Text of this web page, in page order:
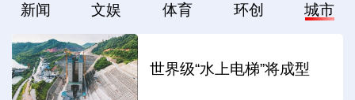
新闻 文娱 体育 环创 城市
世界级“水上电梯”将成型